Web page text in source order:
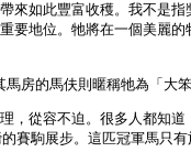
來如此豐富收穫。我不是
要地位。牠將在一個美麗
房的馬伕則暱稱牠為「大
，從容不迫。很多人都知
賽駒展步。這匹冠軍馬只